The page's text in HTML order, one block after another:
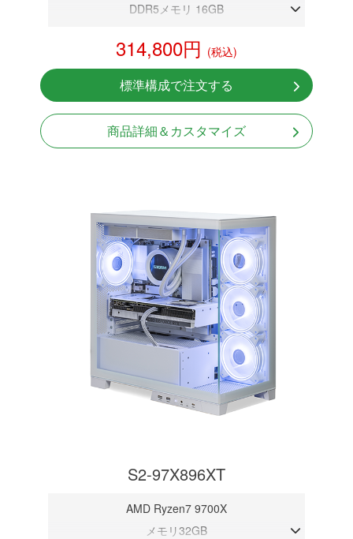
DDR5メモリ 16GB
NVMeSSD 1TB
無線LAN Bluetooth対応
Windows11 Home 64bit
314,800円 (税込)
標準構成で注文する
商品詳細＆カスタマイズ
S2-97X896XT
AMD Ryzen7 9700X
メモリ32GB